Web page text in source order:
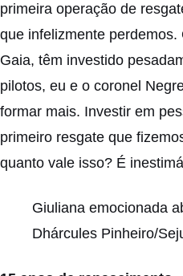
primeira operação de
que infelizmente
Gaia, têm investido
pilotos, eu e o coronel
formar mais. Investir em
primeiro resgate que
quanto vale isso? É
Giuliana emocionada
Dhárcules Pinheiro/